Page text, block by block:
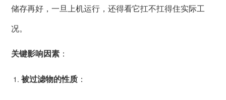
储存再好，一旦上机运行，还得看它扛不扛得住实际工
况。
关键影响因素 ：
被过滤物的性质 ：